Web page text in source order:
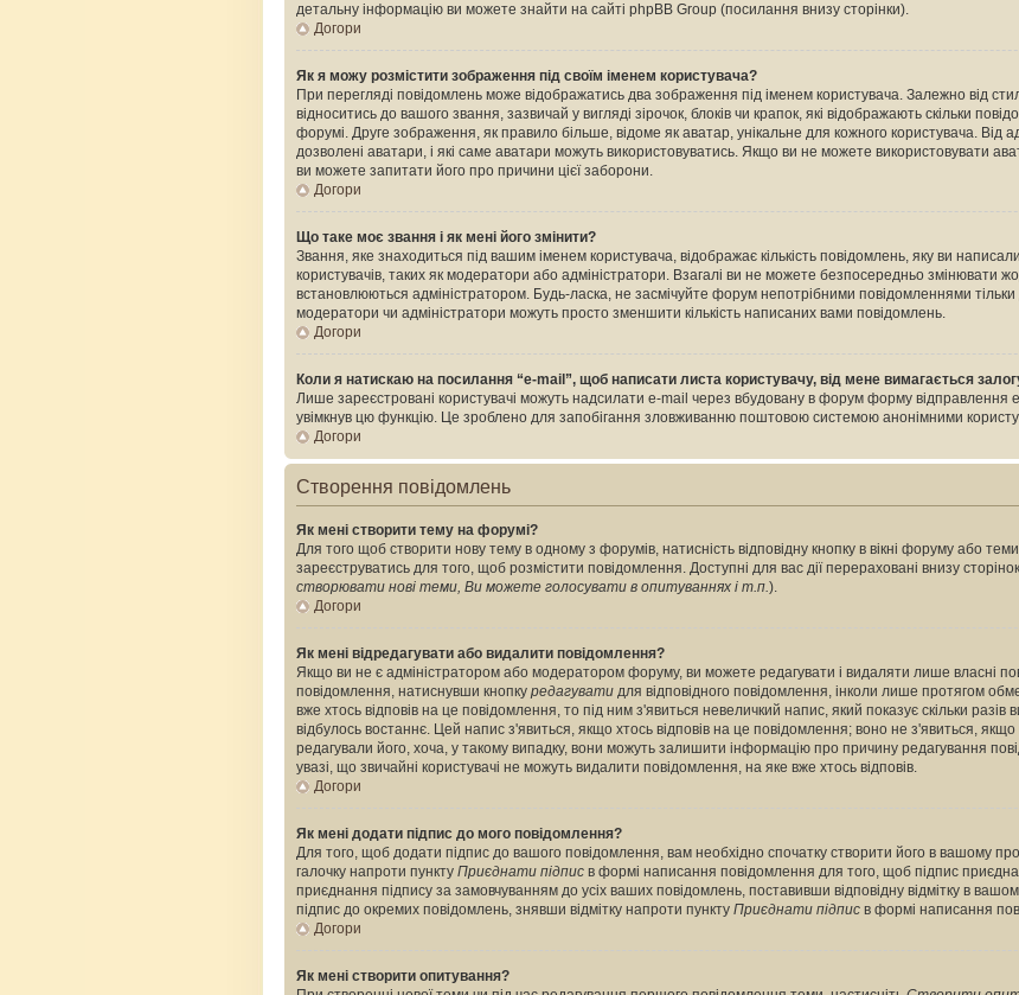
детальну інформацію ви можете знайти на сайті phpBB Group (посилання внизу сторінки).
Догори
Як я можу розмістити зображення під своїм іменем користувача?
При перегляді повідомлень може відображатись два зображення під іменем користувача. Залежно від
відноситись до вашого звання, зазвичай у вигляді зірочок, блоків чи крапок, які відображають скільки
форумі. Друге зображення, як правило більше, відоме як аватар, унікальне для кожного користувача. Від
дозволені аватари, і які саме аватари можуть використовуватись. Якщо ви не можете використовувати
ви можете запитати його про причини цієї заборони.
Догори
Що таке моє звання і як мені його змінити?
Звання, яке знаходиться під вашим іменем користувача, відображає кількість повідомлень, яку ви
користувачів, таких як модератори або адміністратори. Взагалі ви не можете безпосередньо змінювати
встановлюються адміністратором. Будь-ласка, не засмічуйте форум непотрібними повідомленнями
модератори чи адміністратори можуть просто зменшити кількість написаних вами повідомлень.
Догори
Коли я натискаю на посилання “e-mail”, щоб написати листа користувачу, від мене вимагається
Лише зареєстровані користувачі можуть надсилати e-mail через вбудовану в форум форму відправлення
увімкнув цю функцію. Це зроблено для запобігання зловживанню поштовою системою анонімними
Догори
Створення повідомлень
Як мені створити тему на форумі?
Для того щоб створити нову тему в одному з форумів, натисність відповідну кнопку в вікні форуму або
зареєструватись для того, щоб розмістити повідомлення. Доступні для вас дії перераховані внизу
створювати нові теми, Ви можете голосувати в опитуваннях і т.п.).
Догори
Як мені відредагувати або видалити повідомлення?
Якщо ви не є адміністратором або модератором форуму, ви можете редагувати і видаляти лише власні
повідомлення, натиснувши кнопку редагувати для відповідного повідомлення, інколи лише протягом
вже хтось відповів на це повідомлення, то під ним з'явиться невеличкий напис, який показує скільки разів
відбулось востаннє. Цей напис з'явиться, якщо хтось відповів на це повідомлення; воно не з'явиться,
редагували його, хоча, у такому випадку, вони можуть залишити інформацію про причину редагування
увазі, що звичайні користувачі не можуть видалити повідомлення, на яке вже хтось відповів.
Догори
Як мені додати підпис до мого повідомлення?
Для того, щоб додати підпис до вашого повідомлення, вам необхідно спочатку створити його в вашому
галочку напроти пункту Приєднати підпис в формі написання повідомлення для того, щоб підпис
приєднання підпису за замовчуванням до усіх ваших повідомлень, поставивши відповідну відмітку в
підпис до окремих повідомлень, знявши відмітку напроти пункту Приєднати підпис в формі написання
Догори
Як мені створити опитування?